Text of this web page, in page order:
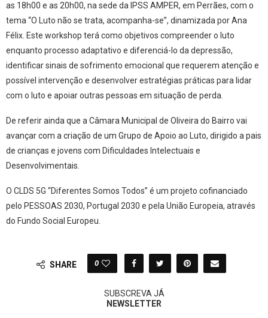
as 18h00 e as 20h00, na sede da IPSS AMPER, em Perrães, com o
tema “O Luto não se trata, acompanha-se”, dinamizada por Ana
Félix. Este workshop terá como objetivos compreender o luto
enquanto processo adaptativo e diferenciá-lo da depressão,
identificar sinais de sofrimento emocional que requerem atenção e
possível intervenção e desenvolver estratégias práticas para lidar
com o luto e apoiar outras pessoas em situação de perda.
De referir ainda que a Câmara Municipal de Oliveira do Bairro vai
avançar com a criação de um Grupo de Apoio ao Luto, dirigido a pais
de crianças e jovens com Dificuldades Intelectuais e
Desenvolvimentais.
O CLDS 5G “Diferentes Somos Todos” é um projeto cofinanciado
pelo PESSOAS 2030, Portugal 2030 e pela União Europeia, através
do Fundo Social Europeu.
SHARE 0
SUBSCREVA JÁ
NEWSLETTER